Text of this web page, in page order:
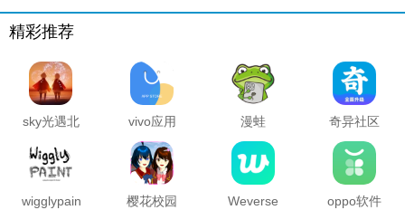
精彩推荐
sky光遇北
解锁版
vivo应用
正版
漫蛙
官方正版
奇异社区
载安装
2025最新
版本
wigglypaint
樱花校园
Weverse
oppo软件